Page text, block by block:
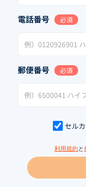
電話番号 必須
郵便番号 必須
セル
利用規約と